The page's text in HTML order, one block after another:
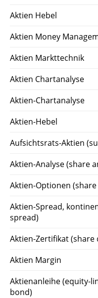
Aktien Hebel
Aktien Money
Aktien Markttechnik
Aktien Chartanalyse
Aktien-Chartanalyse
Aktien-Hebel
Aufsichtsrats-Aktien
Aktien-Analyse (share
Aktien-Optionen
Aktien-Spread,
spread)
Aktien-Zertifikat
Aktien Margin
Aktienanleihe (equity-
bond)